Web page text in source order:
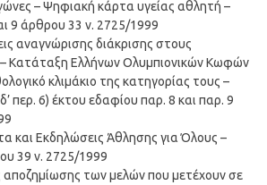
– Ψηφιακή κάρτα υγείας αθλητή –
9 άρθρου 33 ν. 2725/1999
αναγνώρισης διάκρισης στους
– Κατάταξη Ελλήνων Ολυμπιονικών Κωφών
κλιμάκιο της κατηγορίας τους –
περ. 6) έκτου εδαφίου παρ. 8 και παρ. 9
και Εκδηλώσεις Άθλησης για Όλους –
39 ν. 2725/1999
των μελών που μετέχουν σε